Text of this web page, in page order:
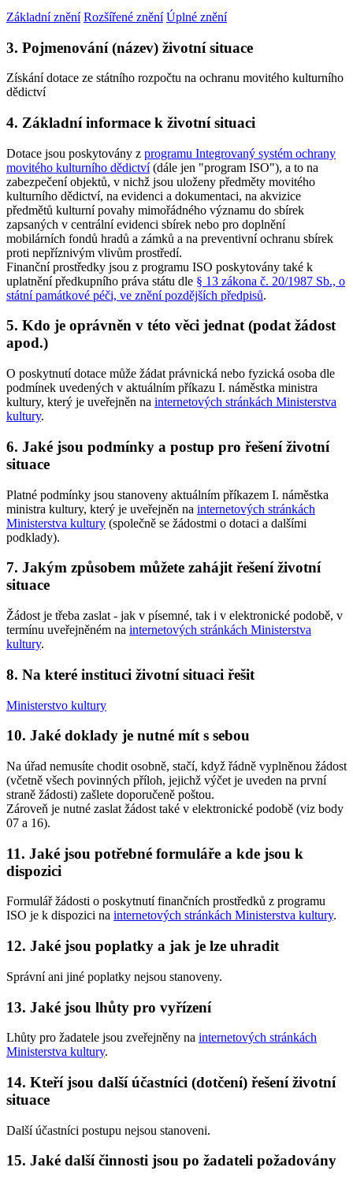
Základní znění Rozšířené znění Úplné znění
3. Pojmenování (název) životní situace
Získání dotace ze státního rozpočtu na ochranu movitého kulturního
dědictví
4. Základní informace k životní situaci
Dotace jsou poskytovány z programu Integrovaný systém ochrany
movitého kulturního dědictví(dále jen "program ISO"), a to na
zabezpečení objektů, v nichž jsou uloženy předměty movitého
kulturního dědictví, na evidenci a dokumentaci, na akvizice
předmětů kulturní povahy mimořádného významu do sbírek
zapsaných v centrální evidenci sbírek nebo pro doplnění
mobilárních fondů hradů a zámků a na preventivní ochranu sbírek
proti nepříznivým vlivům prostředí.
Finanční prostředky jsou z programu ISO poskytovány také k
uplatnění předkupního práva státu dle § 13 zákona č. 20/1987 Sb., o
státní památkové péči, ve znění pozdějších předpisů.
5. Kdo je oprávněn v této věci jednat (podat žádost
apod.)
O poskytnutí dotace může žádat právnická nebo fyzická osoba dle
podmínek uvedených v aktuálním příkazu I. náměstka ministra
kultury, který je uveřejněn na internetových stránkách Ministerstva
kultury.
6. Jaké jsou podmínky a postup pro řešení životní
situace
Platné podmínky jsou stanoveny aktuálním příkazem I. náměstka
ministra kultury, který je uveřejněn na internetových stránkách
Ministerstva kultury (společně se žádostmi o dotaci a dalšími
podklady).
7. Jakým způsobem můžete zahájit řešení životní
situace
Žádost je třeba zaslat - jak v písemné, tak i v elektronické podobě, v
termínu uveřejněném na internetových stránkách Ministerstva
kultury.
8. Na které instituci životní situaci řešit
Ministerstvo kultury
10. Jaké doklady je nutné mít s sebou
Na úřad nemusíte chodit osobně, stačí, když řádně vyplněnou žádost
(včetně všech povinných příloh, jejichž výčet je uveden na první
straně žádosti) zašlete doporučeně poštou.
Zároveň je nutné zaslat žádost také v elektronické podobě (viz body
07 a 16).
11. Jaké jsou potřebné formuláře a kde jsou k
dispozici
Formulář žádosti o poskytnutí finančních prostředků z programu
ISO je k dispozici na internetových stránkách Ministerstva kultury.
12. Jaké jsou poplatky a jak je lze uhradit
Správní ani jiné poplatky nejsou stanoveny.
13. Jaké jsou lhůty pro vyřízení
Lhůty pro žadatele jsou zveřejněny na internetových stránkách
Ministerstva kultury.
14. Kteří jsou další účastníci (dotčení) řešení životní
situace
Další účastníci postupu nejsou stanoveni.
15. Jaké další činnosti jsou po žadateli požadovány